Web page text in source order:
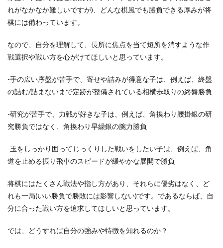
れがなかなか難しいですが)、どんな棋風でも勝負できる厚みが将
棋には備わっています。
なので、自分を理解して、長所に焦点を当て短所を消すような作
戦選択や戦い方を心がけてほしいと思っています。
-手の広い序盤が苦手で、寄せや詰みが得意な子は、例えば、終盤
の詰む/詰まないまで定跡が整備されている相横歩取りの終盤勝負
-研究が苦手で、力戦が好きな子は、例えば、角換わり腰掛銀の研
究勝負ではなく、角換わり早繰銀の腕力勝負
-玉をしっかり囲ってじっくりした戦いをしたい子は、例えば、角
道を止める振り飛車のスピードが緩やかな展開で勝負
将棋にはたくさん戦法や指し方があり、それらに優劣はなく、ど
れも一局(いい勝負で勝敗には影響しない)です。であるならば、自
分に合った戦い方を追求してほしいと思っています。
では、どうすれば自分の強みや特徴を知れるのか？